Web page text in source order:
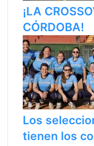
¡LA
CÓRDOBA!
Los
tienen los